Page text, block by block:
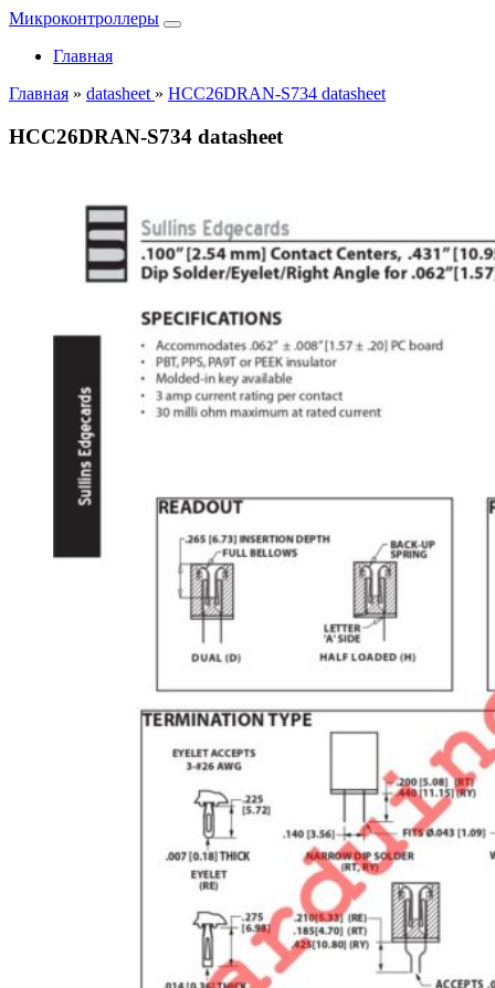
Микроконтроллеры
Главная
Главная » datasheet » HCC26DRAN-S734 datasheet
HCC26DRAN-S734 datasheet